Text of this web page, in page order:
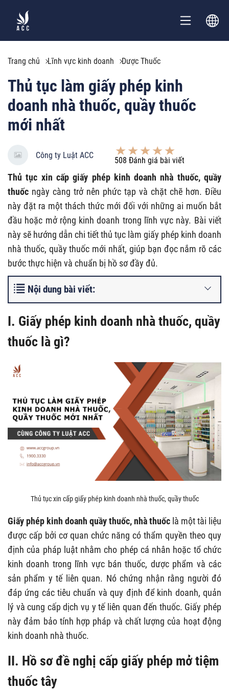
Trang chủ Lĩnh vực kinh doanh Dược Thuốc
Thủ tục làm giấy phép kinh
doanh nhà thuốc, quầy thuốc
mới nhất
Công ty Luật ACC
508 Đánh giá bài viết
Thủ tục xin cấp giấy phép kinh doanh nhà thuốc, quầy
thuốc ngày càng trở nên phức tạp và chặt chẽ hơn. Điều
này đặt ra một thách thức mới đối với những ai muốn bắt
đầu hoặc mở rộng kinh doanh trong lĩnh vực này. Bài viết
này sẽ hướng dẫn chi tiết thủ tục làm giấy phép kinh doanh
nhà thuốc, quầy thuốc mới nhất, giúp bạn đọc nắm rõ các
bước thực hiện và chuẩn bị hồ sơ đầy đủ.
Nội dung bài viết:
I. Giấy phép kinh doanh nhà thuốc, quầy
thuốc là gì?
Thủ tục xin cấp giấy phép kinh doanh nhà thuốc, quầy thuốc
Giấy phép kinh doanh quầy thuốc, nhà thuốc là một tài liệu
được cấp bởi cơ quan chức năng có thẩm quyền theo quy
định của pháp luật nhằm cho phép cá nhân hoặc tổ chức
kinh doanh trong lĩnh vực bán thuốc, dược phẩm và các
sản phẩm y tế liên quan. Nó chứng nhận rằng người đó
đáp ứng các tiêu chuẩn và quy định để kinh doanh, quản
lý và cung cấp dịch vụ y tế liên quan đến thuốc. Giấy phép
này đảm bảo tính hợp pháp và chất lượng của hoạt động
kinh doanh nhà thuốc.
II. Hồ sơ đề nghị cấp giấy phép mở tiệm
thuốc tây